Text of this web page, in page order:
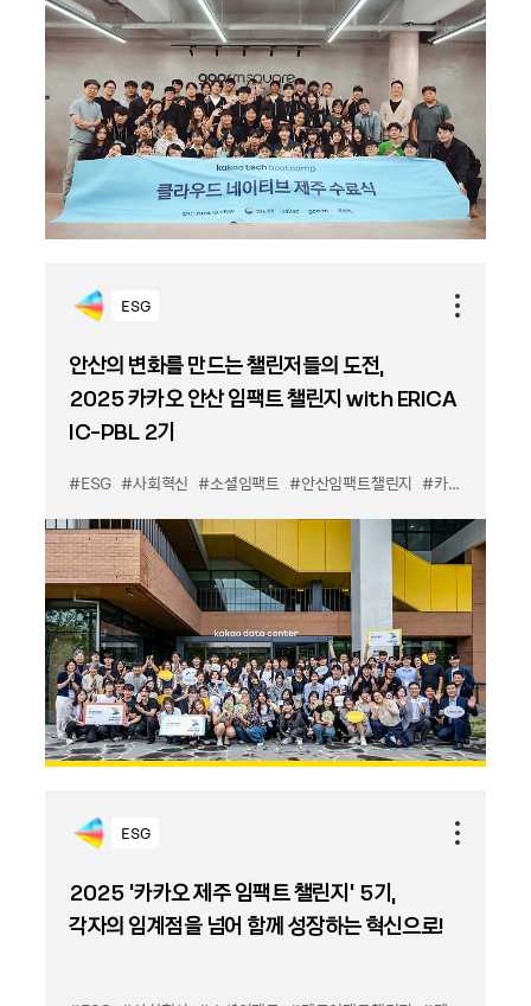
ESG
안산의 변화를 만드는 챌린저들의 도전,
2025 카카오 안산 임팩트 챌린지 with ERICA
IC-PBL 2기
#ESG #사회혁신 #소셜임팩트 #안산임팩트챌린지 #카카오데이터센터안산
ESG
2025 '카카오 제주 임팩트 챌린지' 5기,
각자의 임계점을 넘어 함께 성장하는 혁신으로!